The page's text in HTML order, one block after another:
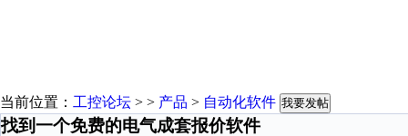
当前位置： 工控论坛 > > 产品 > 自动化软件 我要发帖
找到一个免费的电气成套报价软件